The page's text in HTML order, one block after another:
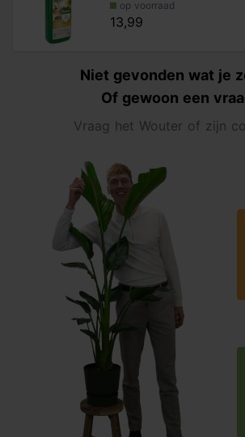
op voorraad
13,99
Niet gevonden wat je
Of gewoon een
Vraag het Wouter of zijn